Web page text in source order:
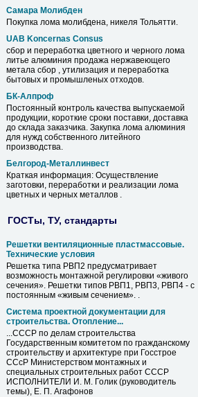
Самара Молибден
Покупка лома молибдена, никеля Тольятти.
UAB Koncernas Consus
сбор и переработка цветного и черного лома
литье алюминия продажа нержавеющего
метала сбор , утилизация и переработка
бытовых и промышленых отходов.
БК-Алпроф
Постоянный контроль качества выпускаемой
продукции, короткие сроки поставки, доставка
до склада заказчика. Закупка лома алюминия
для нужд собственного литейного
производства.
Белгород-Металлинвест
Краткая информация: Осуществление
заготовки, переработки и реализации лома
цветных и черных металлов .
ГОСТы, ТУ, стандарты
Решетки вентиляционные пластмассовые.
Технические условия
Решетка типа РВП2 предусматривает
возможность монтажной регулировки «живого
сечения». Решетки типов РВП1, РВП3, РВП4 - с
постоянным «живым сечением». .
Система проектной документации для
строительства. Отопление...
...СССР по делам строительства
Государственным комитетом по гражданскому
строительству и архитектуре при Госстрое
ССсР Министерством монтажных и
специальных строительных работ СССР
ИСПОЛНИТЕЛИ И. М. Голик (руководитель
темы), Е. П. Агафонов